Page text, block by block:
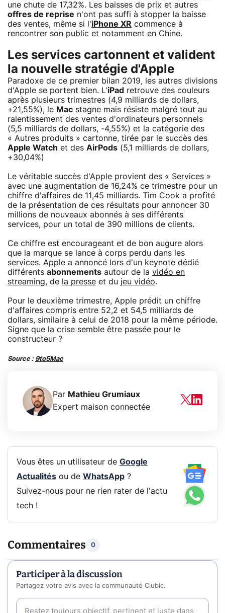
une chute de 17,32%. Les baisses de prix et autres
offres de reprise n'ont pas suffi à stopper la baisse
des ventes, même si l'iPhone XR commence à
rencontrer son public et notamment en Chine.
Les services cartonnent et valident
la nouvelle stratégie d'Apple
Paradoxe de ce premier bilan 2019, les autres divisions
d'Apple se portent bien. L'iPad retrouve des couleurs
après plusieurs trimestres (4,9 milliards de dollars,
+21,55%), le Mac stagne mais résiste malgré tout au
ralentissement des ventes d'ordinateurs personnels
(5,5 milliards de dollars, -4,55%) et la catégorie des
« Autres produits » cartonne, tirée par le succès des
Apple Watch et des AirPods (5,1 milliards de dollars,
+30,04%)
Le véritable succès d'Apple provient des « Services »
avec une augmentation de 16,24% ce trimestre pour un
chiffre d'affaires de 11,45 milliards. Tim Cook a profité
de la présentation de ces résultats pour annoncer 30
millions de nouveaux abonnés à ses différents
services, pour un total de 390 millions de clients.
Ce chiffre est encourageant et de bon augure alors
que la marque se lance à corps perdu dans les
services. Apple a annoncé lors d'un keynote dédié
différents abonnements autour de la vidéo en
streaming, de la presse et du jeu vidéo.
Pour le deuxième trimestre, Apple prédit un chiffre
d'affaires compris entre 52,2 et 54,5 milliards de
dollars, similaire à celui de 2018 pour la même période.
Signe que la crise semble être passée pour le
constructeur ?
Source : 9to5Mac
Par Mathieu Grumiaux
Expert maison connectée
Vous êtes un utilisateur de Google
Actualitésou de WhatsApp?
Suivez-nous pour ne rien rater de l'actu
tech !
Commentaires 0
Participer à la discussion
Partagez votre avis avec la communauté Clubic.